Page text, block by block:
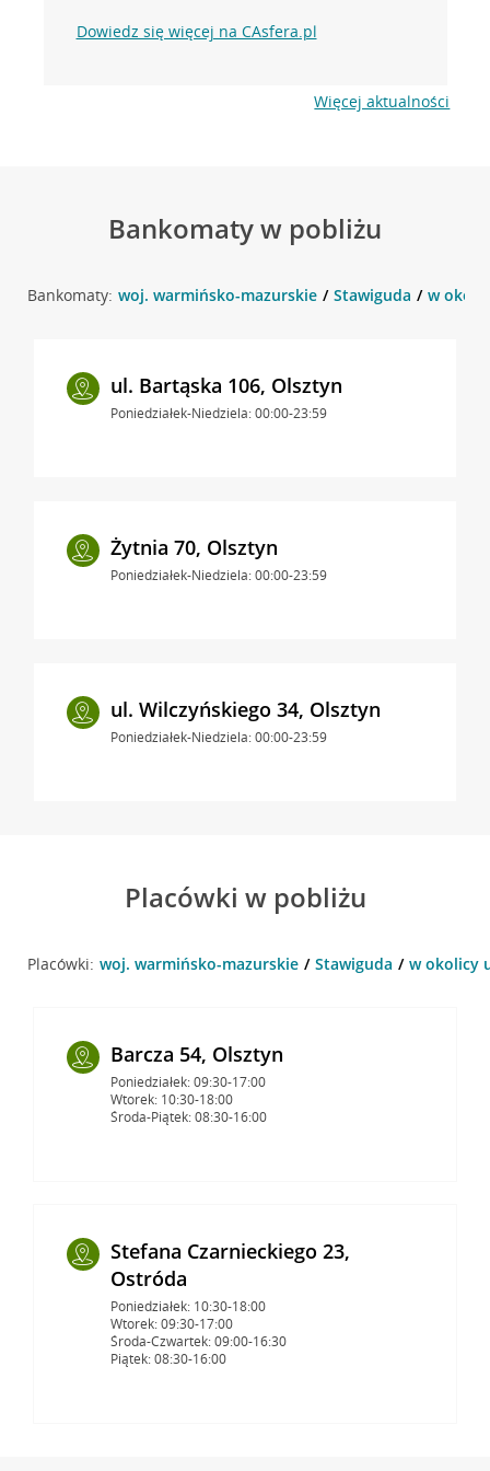
Dowiedz się więcej na CAsfera.pl
Więcej aktualności
Bankomaty w pobliżu
Bankomaty: woj. warmińsko-mazurskie Stawiguda w
ul. Bartąska 106, Olsztyn
Poniedziałek-Niedziela: 00:00-23:59
Żytnia 70, Olsztyn
Poniedziałek-Niedziela: 00:00-23:59
ul. Wilczyńskiego 34, Olsztyn
Poniedziałek-Niedziela: 00:00-23:59
Placówki w pobliżu
Placówki: woj. warmińsko-mazurskie Stawiguda w okolicy
Barcza 54, Olsztyn
Poniedziałek: 09:30-17:00
Wtorek: 10:30-18:00
Środa-Piątek: 08:30-16:00
Stefana Czarnieckiego 23,
Ostróda
Poniedziałek: 10:30-18:00
Wtorek: 09:30-17:00
Środa-Czwartek: 09:00-16:30
Piątek: 08:30-16:00